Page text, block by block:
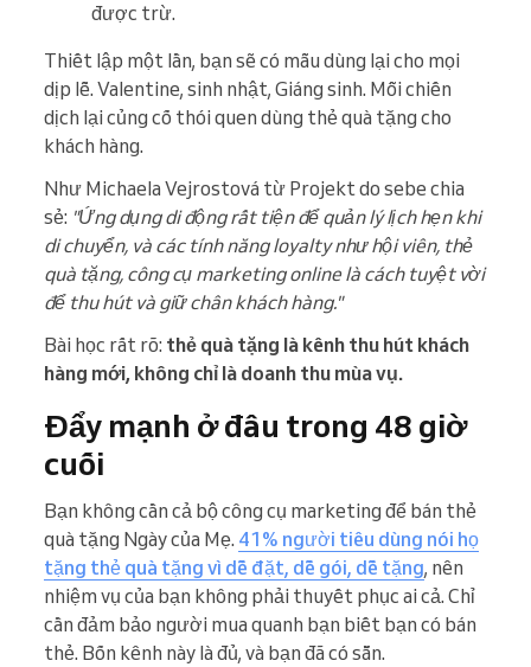
được trừ.
Thiết lập một lần, bạn sẽ có mẫu dùng lại cho mọi
dịp lễ. Valentine, sinh nhật, Giáng sinh. Mỗi chiến
dịch lại củng cố thói quen dùng thẻ quà tặng cho
khách hàng.
Như Michaela Vejrostová từ Projekt do sebe chia
sẻ: "Ứng dụng di động rất tiện để quản lý lịch hẹn khi
di chuyển, và các tính năng loyalty như hội viên, thẻ
quà tặng, công cụ marketing online là cách tuyệt vời
để thu hút và giữ chân khách hàng."
Bài học rất rõ: thẻ quà tặng là kênh thu hút khách
hàng mới, không chỉ là doanh thu mùa vụ.
Đẩy mạnh ở đâu trong 48 giờ
cuối
Bạn không cần cả bộ công cụ marketing để bán thẻ
quà tặng Ngày của Mẹ. 41% người tiêu dùng nói họ
tặng thẻ quà tặng vì dễ đặt, dễ gói, dễ tặng, nên
nhiệm vụ của bạn không phải thuyết phục ai cả. Chỉ
cần đảm bảo người mua quanh bạn biết bạn có bán
thẻ. Bốn kênh này là đủ, và bạn đã có sẵn.